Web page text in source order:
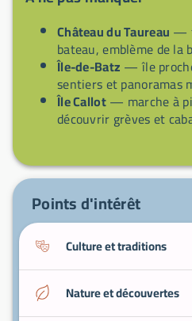
Château du Taureau —
bateau, emblème de la
Île-de-Batz — île
sentiers et panoramas
Île Callot— marche à
découvrir grèves et
— sentier côtier
Dégustation d’huîtres
Points d'intérêt
Culture et traditions
Nature et découvertes